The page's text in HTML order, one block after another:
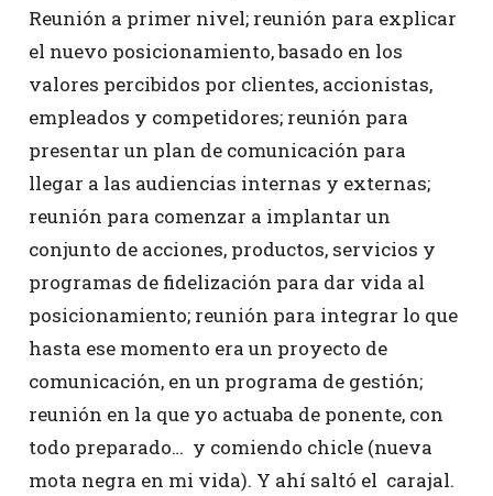
Reunión a primer nivel; reunión para explicar
el nuevo posicionamiento, basado en los
valores percibidos por clientes, accionistas,
empleados y competidores; reunión para
presentar un plan de comunicación para
llegar a las audiencias internas y externas;
reunión para comenzar a implantar un
conjunto de acciones, productos, servicios y
programas de fidelización para dar vida al
posicionamiento; reunión para integrar lo que
hasta ese momento era un proyecto de
comunicación, en un programa de gestión;
reunión en la que yo actuaba de ponente, con
todo preparado… y comiendo chicle (nueva
mota negra en mi vida). Y ahí saltó el carajal.